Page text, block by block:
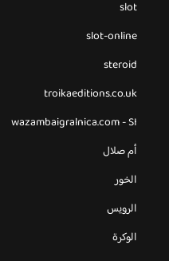
slot
slot-online
steroid
troikaeditions.co.uk
wazambaigralnica.com - SI
أم صلال
الخور
الرويس
الوكرة